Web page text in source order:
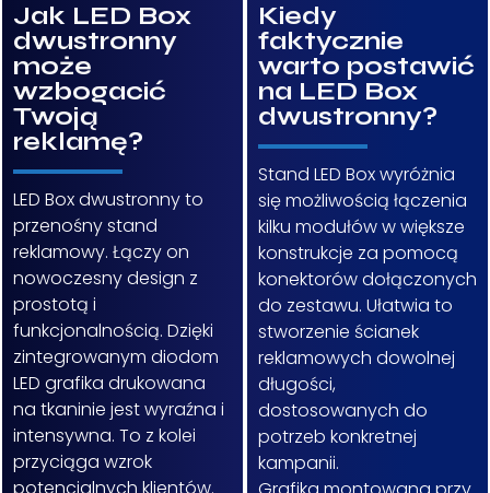
Jak LED Box
dwustronny
może
wzbogacić
Twoją
reklamę?
LED Box dwustronny to
przenośny stand
reklamowy. Łączy on
nowoczesny design z
prostotą i
funkcjonalnością. Dzięki
zintegrowanym diodom
LED grafika drukowana
na tkaninie jest wyraźna i
intensywna. To z kolei
przyciąga wzrok
Kiedy
faktycznie
warto postawić
na LED Box
dwustronny?
Stand LED Box wyróżnia
się możliwością łączenia
kilku modułów w większe
konstrukcje za pomocą
konektorów dołączonych
do zestawu. Ułatwia to
stworzenie ścianek
reklamowych dowolnej
długości,
dostosowanych do
potrzeb konkretnej
kampanii.